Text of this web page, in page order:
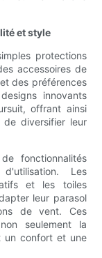
et style
protections
accessoires de
des préférences
innovants
offrant ainsi
de diversifier leur
fonctionnalités
Les
et les toiles
leur parasol
de vent. Ces
seulement la
un confort et une